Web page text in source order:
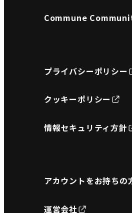
Commune
プライバシーポリシー
クッキーポリシー
情報セキュリティ方針
アカウントをお持ちの
運営会社